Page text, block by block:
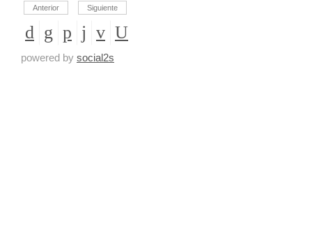
Anterior Siguiente
powered by social2s